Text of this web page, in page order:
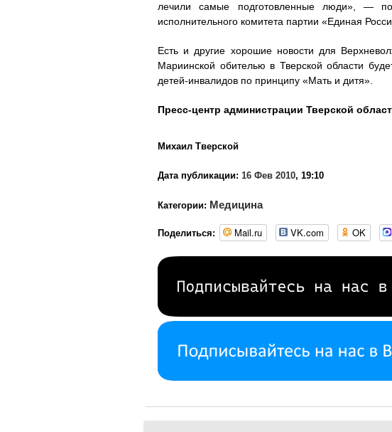
лечили самые подготовленные люди», —
исполнительного комитета партии «Единая
Есть и другие хорошие новости для
Мариинской обителью в Тверской области
детей-инвалидов по принципу «Мать и дитя».
Пресс-центр администрации Тверской
Михаил Тверской
Дата публикации: 16 Фев 2010, 19:10
Категории: Медицина
Поделиться: Mail.ru VK.com OK